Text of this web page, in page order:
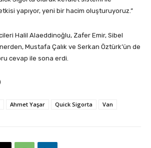
yapıyor, yeni bir hacim oluşturuyoruz.”
Halil Alaeddinoğlu, Zafer Emir, Sibel
Mustafa Çalık ve Serkan Öztürk’ün de
cevap ile sona erdi.
Ahmet Yaşar Quick Sigorta Van